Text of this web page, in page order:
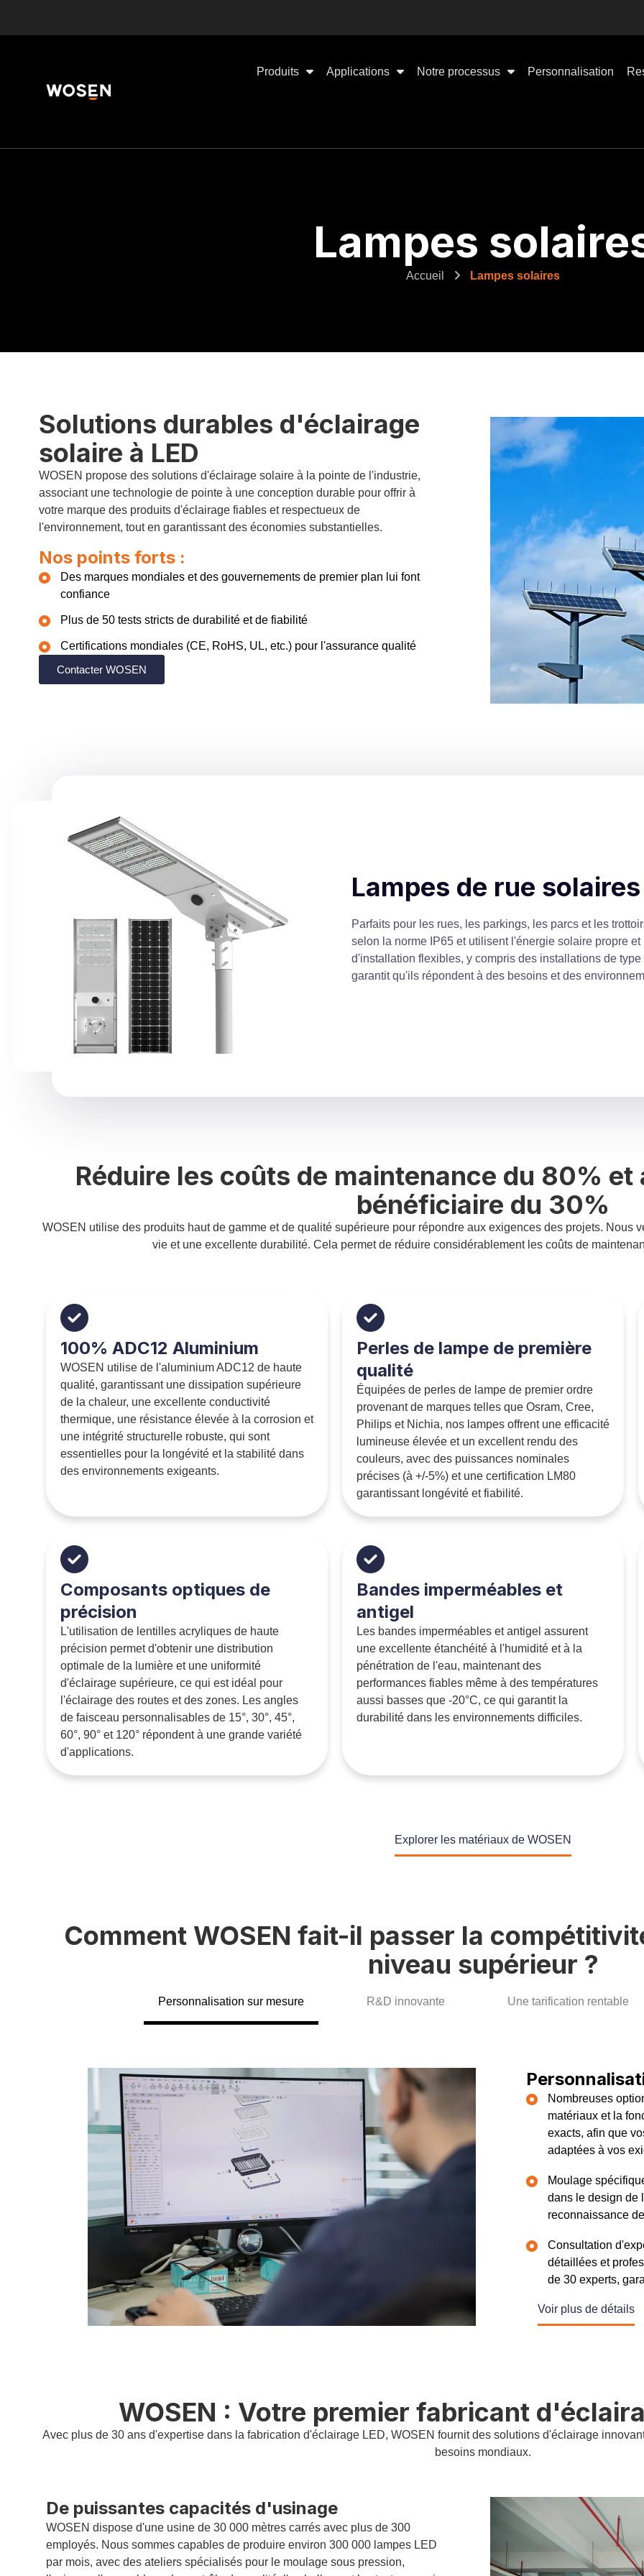
Produits Applications Notre processus Personnalisation
Lampes
Accueil Lampes solaires
Solutions durables d'éclairage
solaire à LED
WOSEN propose des solutions d'éclairage solaire à la pointe de l'industrie,
associant une technologie de pointe à une conception durable pour offrir à
votre marque des produits d'éclairage fiables et respectueux de
l'environnement, tout en garantissant des économies substantielles.
Nos points forts :
Des marques mondiales et des gouvernements de premier plan lui font
confiance
Plus de 50 tests stricts de durabilité et de fiabilité
Certifications mondiales (CE, RoHS, UL, etc.) pour l'assurance qualité
Contacter WOSEN
Les projecteurs solaires se chargent automatiquement
Fabriquées à partir de matériaux de haute qualité, ces
ce qui les rend suffisamment robustes pour résister aux
Parfaits pour les rues, les parkings, les parcs et les
selon la norme IP65 et utilisent l'énergie solaire propre
d'installation flexibles, y compris des installations de type
Les projecteurs solaires se chargent automatiquement
Fabriquées à partir de matériaux de haute qualité, ces
ce qui les rend suffisamment robustes pour résister aux
Lampes de rue solaires
Parfaits pour les rues, les parkings, les parcs et les
selon la norme IP65 et utilisent l'énergie solaire propre
d'installation flexibles, y compris des installations de
garantit qu'ils répondent à des besoins et des
Réduire les coûts de maintenance du 80%
bénéficiaire du 30%
WOSEN utilise des produits haut de gamme et de qualité supérieure pour répondre aux exigences des projets. Nous
vie et une excellente durabilité. Cela permet de réduire considérablement les coûts de
100% ADC12 Aluminium
WOSEN utilise de l'aluminium ADC12 de haute
qualité, garantissant une dissipation supérieure
de la chaleur, une excellente conductivité
thermique, une résistance élevée à la corrosion et
une intégrité structurelle robuste, qui sont
essentielles pour la longévité et la stabilité dans
des environnements exigeants.
Perles de lampe de première
qualité
Équipées de perles de lampe de premier ordre
provenant de marques telles que Osram, Cree,
Philips et Nichia, nos lampes offrent une efficacité
lumineuse élevée et un excellent rendu des
couleurs, avec des puissances nominales
précises (à +/-5%) et une certification LM80
garantissant longévité et fiabilité.
Composants optiques de
précision
L'utilisation de lentilles acryliques de haute
précision permet d'obtenir une distribution
optimale de la lumière et une uniformité
d'éclairage supérieure, ce qui est idéal pour
l'éclairage des routes et des zones. Les angles
de faisceau personnalisables de 15°, 30°, 45°,
60°, 90° et 120° répondent à une grande variété
d'applications.
Bandes imperméables et
antigel
Les bandes imperméables et antigel assurent
une excellente étanchéité à l'humidité et à la
pénétration de l'eau, maintenant des
performances fiables même à des températures
aussi basses que -20°C, ce qui garantit la
durabilité dans les environnements difficiles.
Explorer les matériaux de WOSEN
Comment WOSEN fait-il passer la
niveau supérieur ?
Personnalisation sur mesure R&D innovante Une tarification rentable
Nombreuses
matériaux et la
exacts, afin que
adaptées à vos
Moulage
dans le design de
reconnaissance
Consultation
détaillées et
de 30 experts,
Voir plus de détails
WOSEN : Votre premier fabricant
Avec plus de 30 ans d'expertise dans la fabrication d'éclairage LED, WOSEN fournit des solutions d'éclairage
besoins mondiaux.
De puissantes capacités d'usinage
WOSEN dispose d'une usine de 30 000 mètres carrés avec plus de 300
employés. Nous sommes capables de produire environ 300 000 lampes LED
par mois, avec des ateliers spécialisés pour le moulage sous pression,